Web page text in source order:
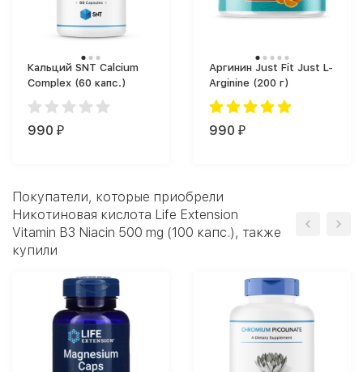
Кальций SNT Calcium
Complex (60 капс.)
990 ₽
Аргинин Just Fit Just L-
Arginine (200 г)
990 ₽
Покупатели, которые приобрели
Никотиновая кислота Life Extension
Vitamin B3 Niacin 500 mg (100 капс.), также
купили